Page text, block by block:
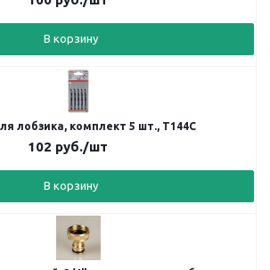
В корзину
лобзика, комплект 5 шт., Т144С
102 руб./шт
В корзину